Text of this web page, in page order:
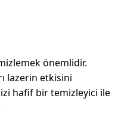
önemlidir.
lazerin etkisini
hafif bir temizleyici ile